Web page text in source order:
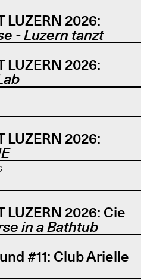
LUZERN 2026:
- Luzern tanzt
LUZERN 2026:
LUZERN 2026:
LUZERN 2026: Cie
in a Bathtub
#11: Club Arielle